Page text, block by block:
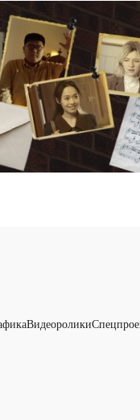
Видеоролики